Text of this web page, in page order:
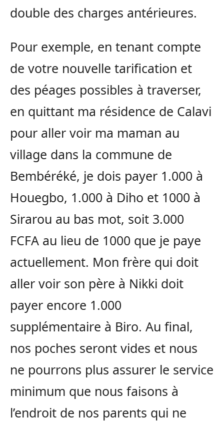
double des charges antérieures.
Pour exemple, en tenant compte
de votre nouvelle tarification et
des péages possibles à traverser,
en quittant ma résidence de Calavi
pour aller voir ma maman au
village dans la commune de
Bembéréké, je dois payer 1.000 à
Houegbo, 1.000 à Diho et 1000 à
Sirarou au bas mot, soit 3.000
FCFA au lieu de 1000 que je paye
actuellement. Mon frère qui doit
aller voir son père à Nikki doit
payer encore 1.000
supplémentaire à Biro. Au final,
nos poches seront vides et nous
ne pourrons plus assurer le service
minimum que nous faisons à
l’endroit de nos parents qui ne